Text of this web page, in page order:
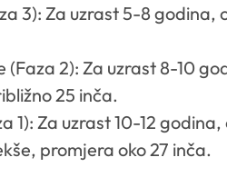
3): Za uzrast 5-8 godina,
2): Za uzrast 8-10
25 inča.
1): Za uzrast 10-12
promjera oko 27 inča.